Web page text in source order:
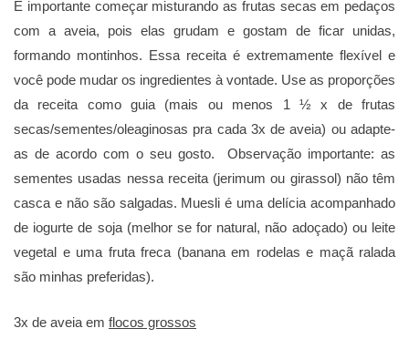
É importante começar misturando as frutas secas em pedaços
com a aveia, pois elas grudam e gostam de ficar unidas,
formando montinhos. Essa receita é extremamente flexível e
você pode mudar os ingredientes à vontade. Use as proporções
da receita como guia (mais ou menos 1 ½ x de frutas
secas/sementes/oleaginosas pra cada 3x de aveia) ou adapte-
as de acordo com o seu gosto. Observação importante: as
sementes usadas nessa receita (jerimum ou girassol) não têm
casca e não são salgadas. Muesli é uma delícia acompanhado
de iogurte de soja (melhor se for natural, não adoçado) ou leite
vegetal e uma fruta freca (banana em rodelas e maçã ralada
são minhas preferidas).
3x de aveia em flocos grossos